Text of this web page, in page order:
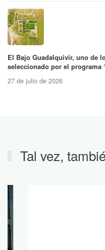
El Bajo Guadalquivir, uno de
seleccionado por el
27 de julio de 2026
Tal vez,